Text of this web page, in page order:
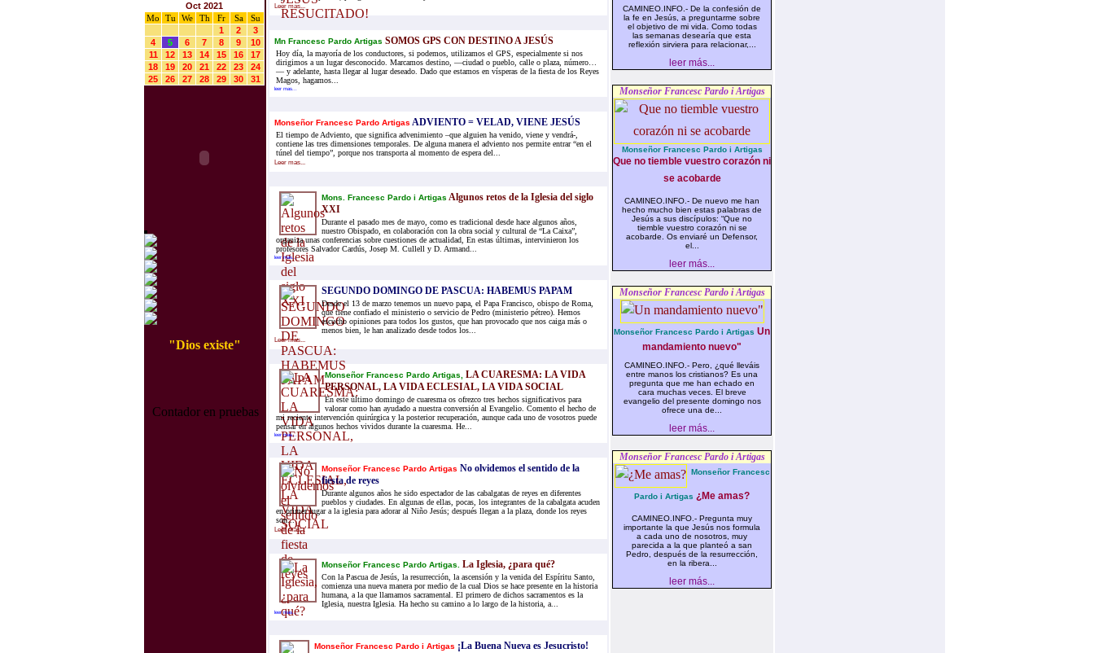
Oct 2021
Mo
Tu We Th Fr Sa
Su
1
2
3
4
5 6 7 8 9
10
11
12 13 14 15 16
17
18
19 20 21 22 23
24
25
26 27 28 29 30 31
"Dios existe"
Contador en pruebas
Leer mas...
Mn Francesc Pardo Artigas SOMOS GPS CON DESTINO A JESÚS
Hoy día, la mayoría de los conductores, si podemos, utilizamos el GPS, especialmente si nos
dirigimos a un lugar desconocido. Marcamos destino, —ciudad o pueblo, calle o plaza, número…
— y adelante, hasta llegar al lugar deseado. Dado que estamos en vísperas de la fiesta de los Reyes
Magos, hagamos...
leer mas...
Monseñor Francesc Pardo Artigas ADVIENTO = VELAD, VIENE JESÚS
El tiempo de Adviento, que significa advenimiento –que alguien ha venido, viene y vendrá-,
contiene las tres dimensiones temporales. De alguna manera el adviento nos permite entrar “en el
túnel del tiempo”, porque nos transporta al momento de espera del...
Leer mas...
Mons. Francesc Pardo i Artigas Algunos retos de la Iglesia del siglo
XXI
Durante el pasado mes de mayo, como es tradicional desde hace algunos años,
nuestro Obispado, en colaboración con la obra social y cultural de “La Caixa”,
organiza unas conferencias sobre cuestiones de actualidad, En estas últimas, intervinieron los
profesores Salvador Cardús, Josep M. Cullell y D. Armand...
leer mas...
SEGUNDO DOMINGO DE PASCUA: HABEMUS PAPAM
Desde el 13 de marzo tenemos un nuevo papa, el Papa Francisco, obispo de Roma,
que tiene confiado el ministerio o servicio de Pedro (ministerio pétreo). Hemos
escucho opiniones para todos los gustos, que han provocado que nos caiga más o
menos bien, le han analizado desde todos los...
Leer mas...
Monseñor Francesc Pardo Artigas, LA CUARESMA: LA VIDA
PERSONAL, LA VIDA ECLESIAL, LA VIDA SOCIAL
En este último domingo de cuaresma os ofrezco tres hechos significativos para
valorar como han ayudado a nuestra conversión al Evangelio. Comento el hecho de
mi reciente intervención quirúrgica y la posterior recuperación, aunque cada uno de vosotros puede
pensar en algunos hechos vividos durante la cuaresma. He...
leer mas...
Monseñor Francesc Pardo Artigas No olvidemos el sentido de la
fiesta de reyes
Durante algunos años he sido espectador de las cabalgatas de reyes en diferentes
pueblos y ciudades. En algunas de ellas, pocas, los integrantes de la cabalgata acuden
en primer lugar a la iglesia para adorar al Niño Jesús; después llegan a la plaza, donde los reyes
son...
Leer mas...
Monseñor Francesc Pardo Artigas. La Iglesia, ¿para qué?
Con la Pascua de Jesús, la resurrección, la ascensión y la venida del Espíritu Santo,
comienza una nueva manera por medio de la cual Dios se hace presente en la historia
humana, a la que llamamos sacramental. El primero de dichos sacramentos es la
Iglesia, nuestra Iglesia. Ha hecho su camino a lo largo de la historia, a...
leer mas...
Monseñor Francesc Pardo i Artigas ¡La Buena Nueva es Jesucristo!
CAMINEO.INFO.- De la confesión de
la fe en Jesús, a preguntarme sobre
el objetivo de mi vida. Como todas
las semanas desearía que esta
reflexión sirviera para relacionar,...
leer más...
Monseñor Francesc Pardo i Artigas
Monseñor Francesc Pardo i Artigas
Que no tiemble vuestro corazón ni
se acobarde
CAMINEO.INFO.- De nuevo me han
hecho mucho bien estas palabras de
Jesús a sus discípulos: “Que no
tiemble vuestro corazón ni se
acobarde. Os enviaré un Defensor,
el...
leer más...
Monseñor Francesc Pardo i Artigas
Monseñor Francesc Pardo i Artigas Un
mandamiento nuevo"
CAMINEO.INFO.- Pero, ¿qué lleváis
entre manos los cristianos? Es una
pregunta que me han echado en
cara muchas veces. El breve
evangelio del presente domingo nos
ofrece una de...
leer más...
Monseñor Francesc Pardo i Artigas
Monseñor Francesc
Pardo i Artigas ¿Me amas?
CAMINEO.INFO.- Pregunta muy
importante la que Jesús nos formula
a cada uno de nosotros, muy
parecida a la que planteó a san
Pedro, después de la resurrección,
en la ribera...
leer más...